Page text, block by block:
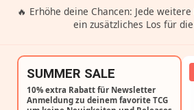
🔥 Erhöhe deine Chancen: Jede
ein zusätzliches Los für
SUMMER SALE
10% extra Rabatt für Newsletter
Anmeldung zu deinem favorite TCG